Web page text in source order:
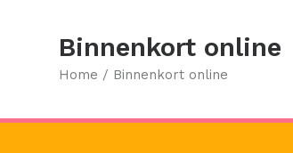
Binnenkort online
Home Binnenkort online